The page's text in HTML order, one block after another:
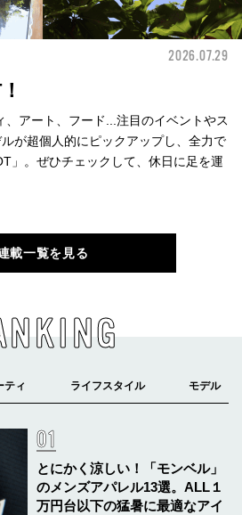
2026.07.29
、アート、フード...注目のイベントやス
が超個人的にピックアップし、全力で
」。ぜひチェックして、休日に足を運
載一覧を見る
とにかく涼しい！「モンベル」
のメンズアパレル13選。ALL１
万円台以下の猛暑に最適なアイ